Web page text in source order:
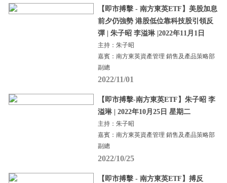
【即市搏擊 - 南方東英ETF】美股加息
前夕仍強勢 港股低位靠科技股引領反
彈 | 朱子昭 李溢琳 |2022年11月1日
主持：朱子昭
嘉賓：南方東英資產管理 銷售及產品策略部
副總
2022/11/01
【即市搏擊-南方東英ETF】朱子昭 李
溢琳 | 2022年10月25日 星期二
主持：朱子昭
嘉賓：南方東英資產管理 銷售及產品策略部
副總
2022/10/25
【即市搏擊 - 南方東英ETF】搏反